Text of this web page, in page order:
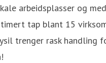
arbeidsplasser og
tap blant 15
trenger rask handling